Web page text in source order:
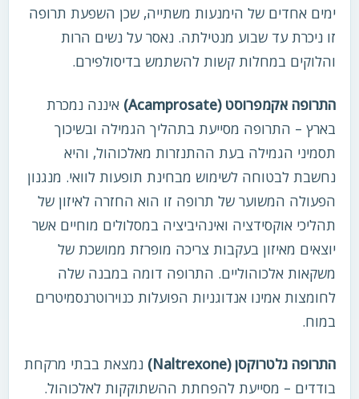
ימים אחדים של הימנעות משתייה, שכן השפעת תרופה
זו ניכרת עד שבוע מנטילתה. נאסר על נשים הרות
והלוקים במחלות קשות להשתמש בדיסולפירם.
התרופה אקמפרוסט (Acamprosate)
איננה נמכרת
בארץ – התרופה מסייעת בתהליך הגמילה ובשיכוך
תסמיני הגמילה בעת ההתנזרות מאלכוהול, והיא
נחשבת לבטוחה לשימוש מבחינת תופעות לוואי. מנגנון
הפעולה המשוער של תרופה זו הוא החזרה לאיזון של
תהליכי אוקסידציה ואינהיביציה במסלולים מוחיים אשר
יוצאים מאיזון בעקבות צריכה מופרזת ממושכת של
משקאות אלכוהוליים. התרופה דומה במבנה שלה
לחומצות אמינו אנדוגניות הפועלות כנוירוטרנסמיטרים
במוח.
התרופה נלטרוקסן (Naltrexone)
נמצאת בבתי מרקחת
בודדים – מסייעת להפחתת ההשתוקקות לאלכוהול.